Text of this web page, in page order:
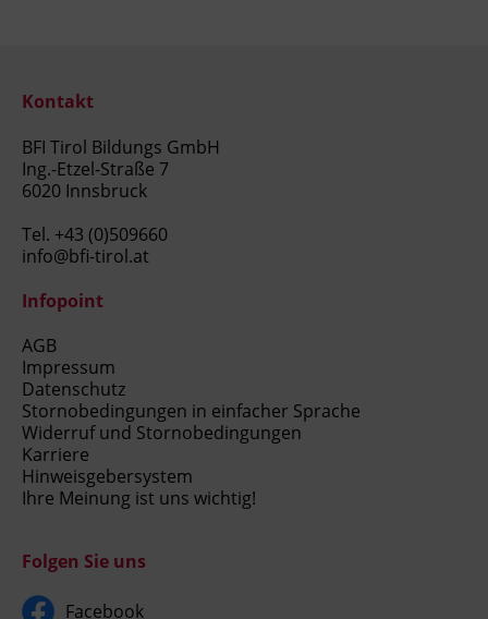
Kontakt
BFI Tirol Bildungs GmbH
Ing.-Etzel-Straße 7
6020 Innsbruck
Tel. +43 (0)509660
info@bfi-tirol.at
Infopoint
AGB
Impressum
Datenschutz
Stornobedingungen in einfacher Sprache
Widerruf und Stornobedingungen
Karriere
Hinweisgebersystem
Ihre Meinung ist uns wichtig!
Folgen Sie uns
Facebook